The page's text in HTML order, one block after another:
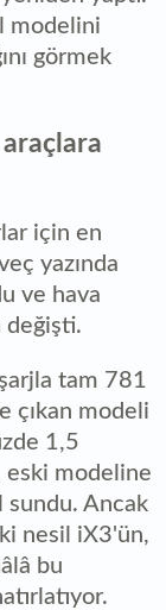
modelini
görmek
için en
yazında
ve hava
değişti.
tam 781
çıkan modeli
1,5
eski modeline
sundu. Ancak
nesil iX3'ün,
bu